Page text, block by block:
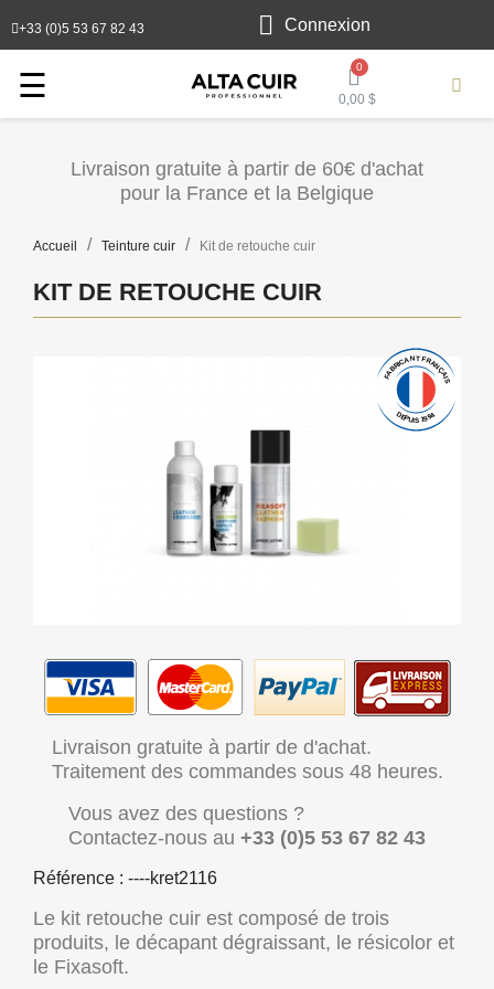
+33 (0)5 53 67 82 43 Connexion
Toggle
navigation
☰ 0,00 $
Livraison gratuite à partir de 60€ d'achat
pour la France et la Belgique
Accueil Teinture cuir Kit de retouche cuir
KIT DE RETOUCHE CUIR
Livraison gratuite à partir de d'achat.
Traitement des commandes sous 48 heures.
Vous avez des questions ?
Contactez-nous au +33 (0)5 53 67 82 43
Référence : ----kret2116
Le kit retouche cuir est composé de trois
produits, le décapant dégraissant, le résicolor et
le Fixasoft.